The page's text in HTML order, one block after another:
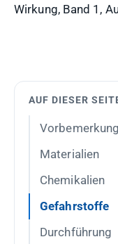
Wirkung, Band 1,
AUF DIESER
Vorbemerkung
Materialien
Chemikalien
Gefahrstoffe
Durchführung